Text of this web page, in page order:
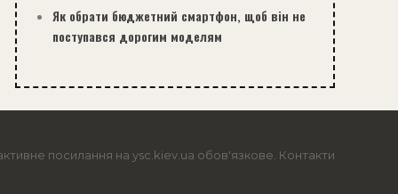
Як обрати бюджетний смартфон, щоб він не
поступався дорогим моделям
посилання на ysc.kiev.ua обов'язкове. Контакти